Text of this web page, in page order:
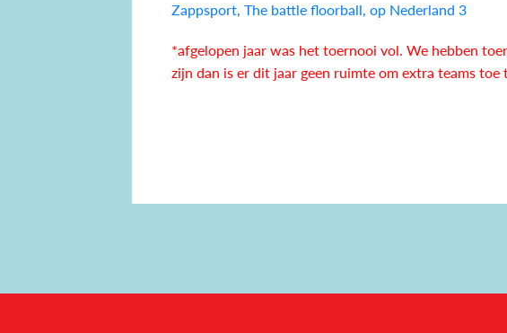
Zappsport, The battle floorball, op Nederland 3
*afgelopen jaar was het toernooi vol. We hebben
zijn dan is er dit jaar geen ruimte om extra teams